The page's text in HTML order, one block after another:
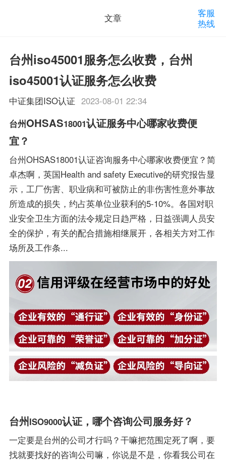
文章
客服
热线
台州iso45001服务怎么收费，台州
iso45001认证服务怎么收费
中证集团ISO认证 2023-08-01 22:34
台州OHSAS18001认证服务中心哪家收费便
宜？
台州OHSAS18001认证咨询服务中心哪家收费便宜？简
卓杰啊，英国Health and safety Executive的研究报告显
示，工厂伤害、职业病和可被防止的非伤害性意外事故
所造成的损失，约占英单位业获利的5-10%。各国对职
业安全卫生方面的法令规定日趋严格，日益强调人员安
全的保护，有关的配合措施相继展开，各相关方对工作
场所及工作条...
台州ISO9000认证，哪个咨询公司服务好？
一定要是台州的公司才行吗？干嘛把范围定死了啊，要
找就要找好的咨询公司嘛，你说是不是，你看我公司在